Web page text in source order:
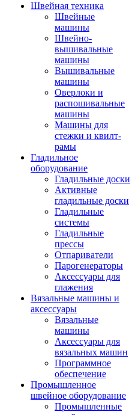
Швейная техника
Швейные
машины
Швейно-
вышивальные
машины
Вышивальные
машины
Оверлоки и
распошивальные
машины
Машины для
стежки и квилт-
рамы
Гладильное
оборудование
Гладильные доски
Активные
гладильные доски
Гладильные
системы
Гладильные
прессы
Отпариватели
Парогенераторы
Аксессуары для
глажения
Вязальные машины и
аксессуары
Вязальные
машины
Аксессуары для
вязальных машин
Программное
обеспечение
Промышленное
швейное оборудование
Промышленные